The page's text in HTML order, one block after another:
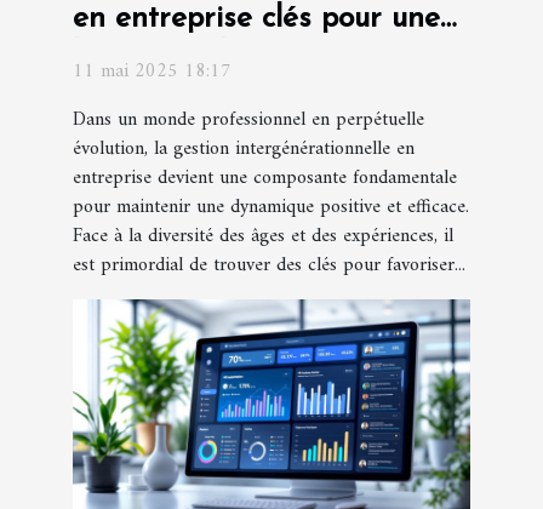
en entreprise clés pour une
harmonie des âges
11 mai 2025 18:17
Dans un monde professionnel en perpétuelle
évolution, la gestion intergénérationnelle en
entreprise devient une composante fondamentale
pour maintenir une dynamique positive et efficace.
Face à la diversité des âges et des expériences, il
est primordial de trouver des clés pour favoriser...